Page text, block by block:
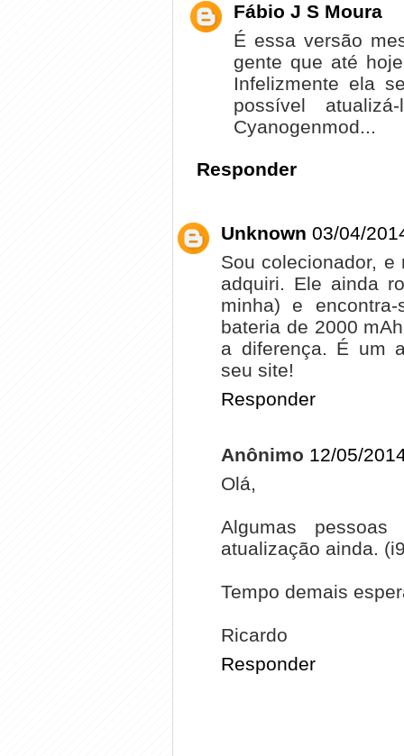
Fábio J S Moura
É essa versão
gente que até
Infelizmente ela
possível
Cyanogenmod...
Responder
Unknown 03/04/
Sou colecionador,
adquiri. Ele ainda
minha) e
bateria de 2000
a diferença. É um
seu site!
Responder
Anônimo 12/05/
Olá,
Algumas
atualização ainda.
Tempo demais
Ricardo
Responder